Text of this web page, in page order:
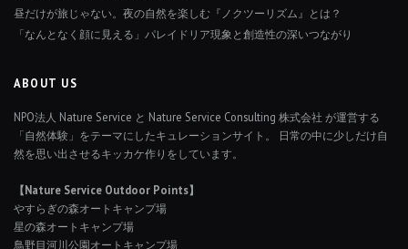
昼だけが旅じゃない。夜の自然を楽しむ『ノクツーリズム』とは？
「なんとなく顔に見える」パレイドリア現象と創造性の深いつながり
ABOUT US
NPO法人 Nature Service と Nature Service Consulting 株式会社 が運営する
「自然体験」をテーマにしたキュレーションサイト。 日常の中に少しだけ自
然を思い出させるキッカケ作りをしています。
【Nature Service Outdoor Points】
やすらぎの森オートキャンプ場
星の森オートキャンプ場
鳥野目河川公園オートキャンプ場